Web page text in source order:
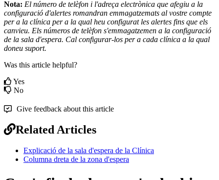
Nota: El número de telèfon i l'adreça electrònica que afegiu a la
configuració d'alertes romandran emmagatzemats al vostre compte
per a la clínica per a la qual heu configurat les alertes fins que els
canvieu. Els números de telèfon s'emmagatzemen a la configuració
de la sala d'espera. Cal configurar-los per a cada clínica a la qual
doneu suport.
Was this article helpful?
Yes
No
Give feedback about this article
Related Articles
Explicació de la sala d'espera de la Clínica
Columna dreta de la zona d'espera